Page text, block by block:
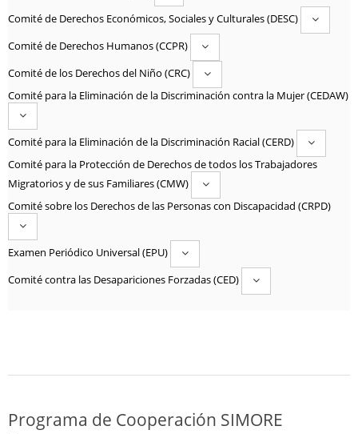
Comité de Derechos Económicos, Sociales y Culturales (DESC)
Comité de Derechos Humanos (CCPR)
Comité de los Derechos del Niño (CRC)
Comité para la Eliminación de la Discriminación contra la Mujer (CEDAW)
Comité para la Eliminación de la Discriminación Racial (CERD)
Comité para la Protección de Derechos de todos los Trabajadores
Migratorios y de sus Familiares (CMW)
Comité sobre los Derechos de las Personas con Discapacidad (CRPD)
Examen Periódico Universal (EPU)
Comité contra las Desapariciones Forzadas (CED)
Programa de Cooperación SIMORE